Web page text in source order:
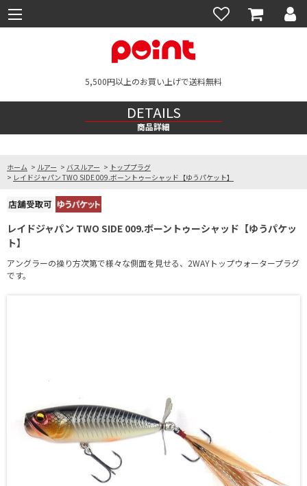
5,500円以上のお買い上げで送料無料
DETAILS
商品詳細
ホーム > ルアー > バスルアー > トッププラグ
> レイドジャパン TWO SIDE 009.ボーントゥーシャッド【ゆうパケット】
レイドジャパン TWO SIDE 009.ボーントゥーシャッド【ゆうパケッ
ト】
アングラーの操り方次第で様々な側面を見せる、2WAYトップウォータープラグ
です。